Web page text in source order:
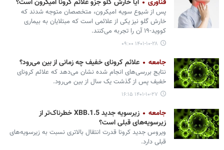
فناوری آیا خارش گلو جزو علائم کرونا امیکرون است؟
پس از شیوع سویه امیکرون، متخصصان متوجه شدند که
خارش گلو نیز یکی از علائمی است که مبتلایان به بیماری
کووید-۱۹ آن را تجربه می‌کنند.
۱۴۰۱-۱۰-۲۸ ۰۹:۰۰
جامعه علائم کرونای خفیف چه زمانی از بین می‌رود؟
نتایج بررسی‌های انجام شده نشان می‌دهد که علائم کرونای
خفیف پس از گذشت یک سال از بین می‌رود.
۱۴۰۱-۱۰-۲۷ ۱۶:۱۵
جامعه
زیرسویه جدید XBB.1.5 خطرناک‌تر از
زیرسویه‌های قبلی است؟
ویروس جدید کرونا قدرت انتقال بالاتری نسبت به زیرسویه‌های
قبلی دارد.